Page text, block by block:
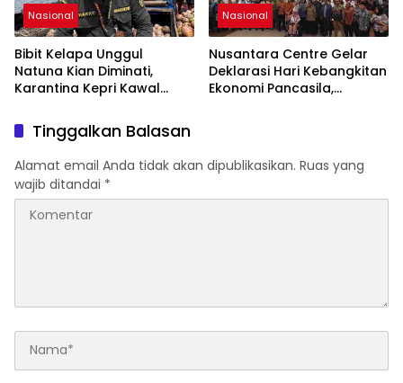
Nasional
Bibit Kelapa Unggul
Natuna Kian Diminati,
Karantina Kepri Kawal
Bintan
Nasional
Nusantara Centre Gelar
Deklarasi Hari Kebangkitan
Ekonomi Pancasila,
Ekonomi Politik Indonesia)
& Simposium Nasional
Tinggalkan Balasan
Alamat email Anda tidak akan dipublikasikan. Ruas yang
wajib ditandai *